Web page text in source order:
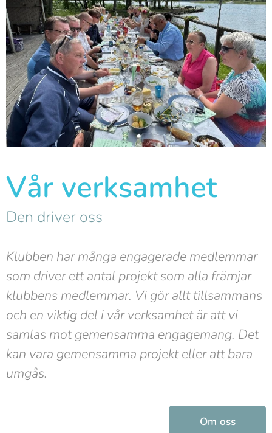
Vår verksamhet
Den driver oss
Klubben har många engagerade medlemmar
som driver ett antal projekt som alla främjar
klubbens medlemmar. Vi gör allt tillsammans
och en viktig del i vår verksamhet är att vi
samlas mot gemensamma engagemang. Det
kan vara gemensamma projekt eller att bara
umgås.
Om oss